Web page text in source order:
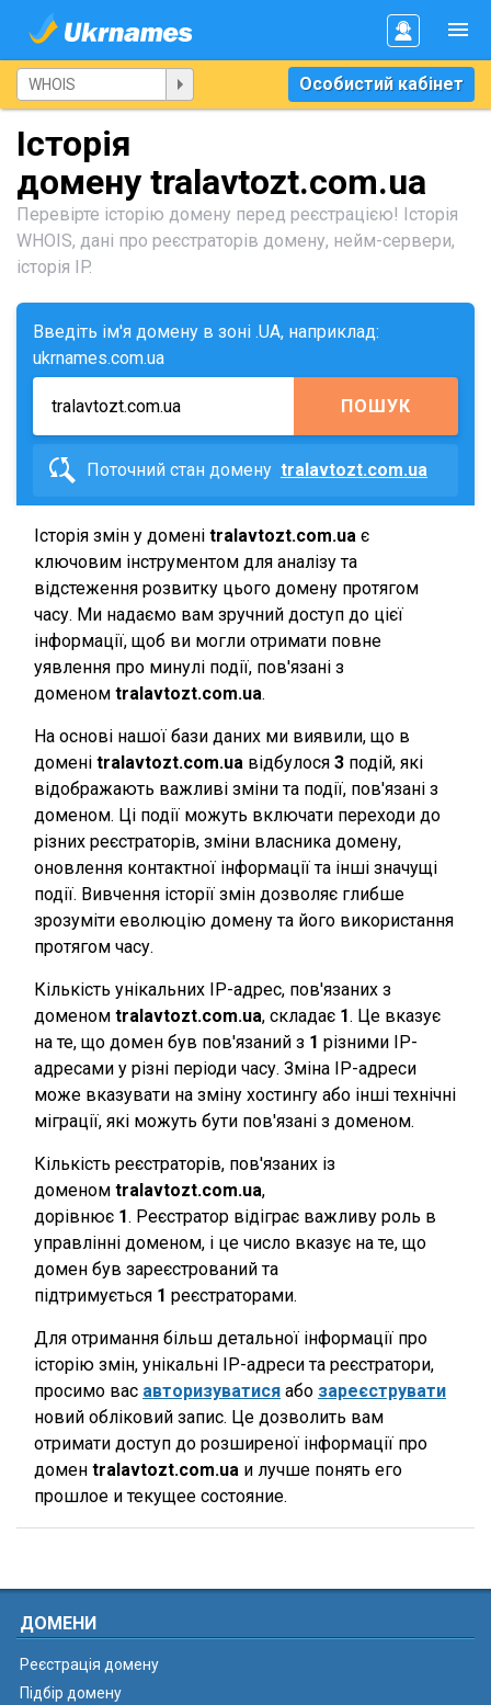
Особистий кабінет
Історія
домену tralavtozt.com.ua
Перевірте історію домену перед реєстрацією! Історія
WHOIS, дані про реєстраторів домену, нейм-сервери,
історія IP.
Введіть ім'я домену в зоні .UA, наприклад:
ukrnames.com.ua
ПОШУК
Поточний стан домену tralavtozt.com.ua
Історія змін у домені tralavtozt.com.ua є
ключовим інструментом для аналізу та
відстеження розвитку цього домену протягом
часу. Ми надаємо вам зручний доступ до цієї
інформації, щоб ви могли отримати повне
уявлення про минулі події, пов'язані з
доменом tralavtozt.com.ua.
На основі нашої бази даних ми виявили, що в
домені tralavtozt.com.ua відбулося 3 подій, які
відображають важливі зміни та події, пов'язані з
доменом. Ці події можуть включати переходи до
різних реєстраторів, зміни власника домену,
оновлення контактної інформації та інші значущі
події. Вивчення історії змін дозволяє глибше
зрозуміти еволюцію домену та його використання
протягом часу.
Кількість унікальних IP-адрес, пов'язаних з
доменом tralavtozt.com.ua, складає 1. Це вказує
на те, що домен був пов'язаний з 1 різними IP-
адресами у різні періоди часу. Зміна IP-адреси
може вказувати на зміну хостингу або інші технічні
міграції, які можуть бути пов'язані з доменом.
Кількість реєстраторів, пов'язаних із
доменом tralavtozt.com.ua,
дорівнює 1. Реєстратор відіграє важливу роль в
управлінні доменом, і це число вказує на те, що
домен був зареєстрований та
підтримується 1 реєстраторами.
Для отримання більш детальної інформації про
історію змін, унікальні IP-адреси та реєстратори,
просимо вас авторизуватися або зареєструвати
новий обліковий запис. Це дозволить вам
отримати доступ до розширеної інформації про
домен tralavtozt.com.ua и лучше понять его
прошлое и текущее состояние.
ДОМЕНИ
Реєстрація домену
Підбір домену